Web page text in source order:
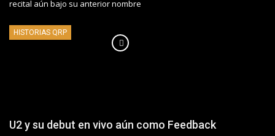
recital aún bajo su anterior nombre
HISTORIAS QRP
U2 y su debut en vivo aún como Feedback